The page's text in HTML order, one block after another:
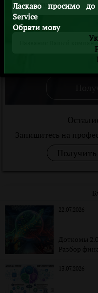
Запишитесь на
22.07.2026
Доткомы
Разбор
13.07.2026
Ласкаво просимо
Service
Обрати мову